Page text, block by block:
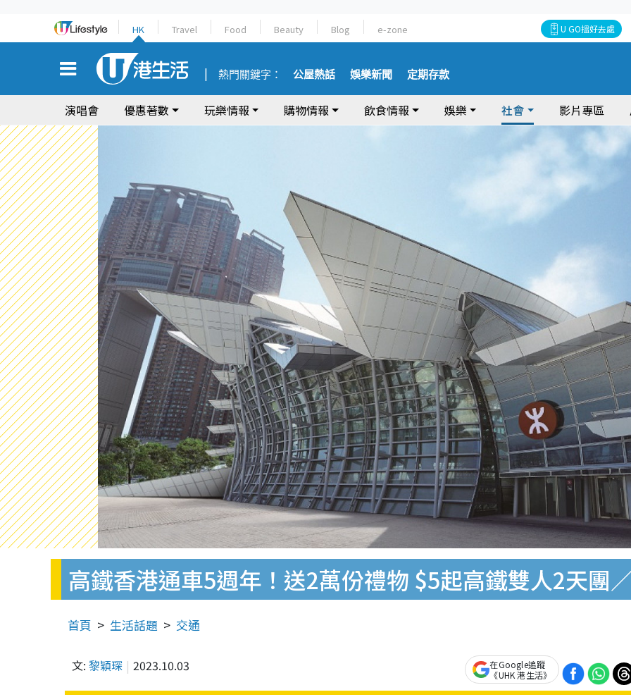
HK Travel Food Beauty Blog e-zone U GO搵好去處
熱門關鍵字： 公屋熱話 娛樂新聞 定期存款
演唱會 優惠著數 玩樂情報 購物情報 飲食情報 娛樂 社會 影片專區
高鐵香港通車5週年！送2萬份禮物 $5起高鐵雙人2天團
首頁 生活話題 交通
文: 黎穎琛 2023.10.03
在Google追蹤
《UHK 港生活》